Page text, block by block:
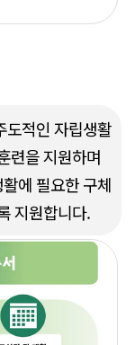
도적인 자립생활
련을 지원하며
에 필요한 구체
지원합니다.